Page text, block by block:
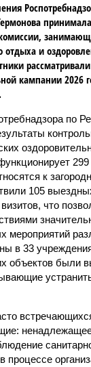
отдыха и
кампании 2026
по
299
к
105
что
мероприятий
в 33
объектов были
процессе